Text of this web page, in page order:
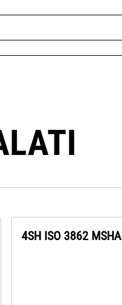
4SH ISO 3862 MSHA